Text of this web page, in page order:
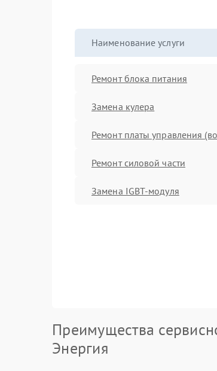
Наименование услуги
Ремонт блока питания
Замена кулера
Ремонт платы управления
Ремонт силовой части
Замена IGBT-модуля
Преимущества
Энергия